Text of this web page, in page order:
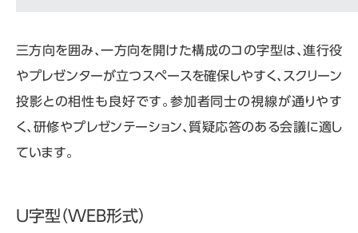
三方向を囲み、一方向を開けた構成のコの字型は、進行役
やプレゼンターが立つスペースを確保しやすく、スクリーン
投影との相性も良好です。参加者同士の視線が通りやす
く、研修やプレゼンテーション、質疑応答のある会議に適し
ています。
U字型（WEB形式）